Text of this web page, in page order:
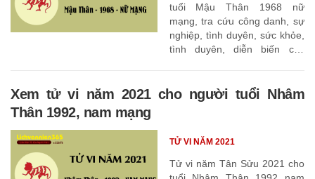
tuổi Mậu Thân 1968 nữ
mạng, tra cứu công danh, sự
nghiệp, tình duyên, sức khỏe,
tình duyên, diễn biến các
Xem tử vi năm 2021 cho người tuổi Nhâm
Thân 1992, nam mạng
Tử vi năm Tân Sửu 2021 cho
TỬ VI NĂM 2021